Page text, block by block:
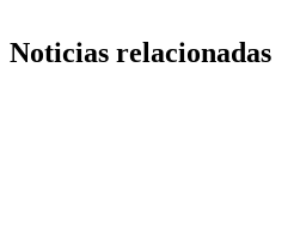
Noticias relacionadas